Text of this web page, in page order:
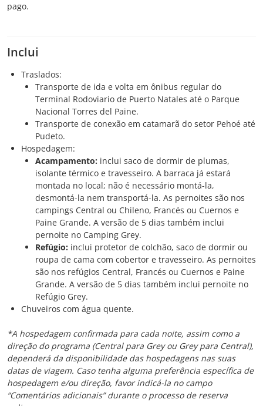
pago.
Inclui
Traslados:
Transporte de ida e volta em ônibus regular do
Terminal Rodoviario de Puerto Natales até o Parque
Nacional Torres del Paine.
Transporte de conexão em catamarã do setor Pehoé até
Pudeto.
Hospedagem:
Acampamento: inclui saco de dormir de plumas,
isolante térmico e travesseiro. A barraca já estará
montada no local; não é necessário montá-la,
desmontá-la nem transportá-la. As pernoites são nos
campings Central ou Chileno, Francés ou Cuernos e
Paine Grande. A versão de 5 dias também inclui
pernoite no Camping Grey.
Refúgio: inclui protetor de colchão, saco de dormir ou
roupa de cama com cobertor e travesseiro. As pernoites
são nos refúgios Central, Francés ou Cuernos e Paine
Grande. A versão de 5 dias também inclui pernoite no
Refúgio Grey.
Chuveiros com água quente.
*A hospedagem confirmada para cada noite, assim como a
direção do programa (Central para Grey ou Grey para Central),
dependerá da disponibilidade das hospedagens nas suas
datas de viagem. Caso tenha alguma preferência específica de
hospedagem e/ou direção, favor indicá-la no campo
“Comentários adicionais” durante o processo de reserva